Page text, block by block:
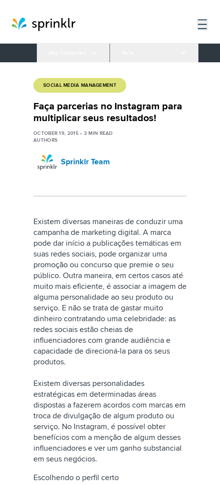
SOCIAL MEDIA MANAGEMENT
Faça parcerias no Instagram para
multiplicar seus resultados!
OCTOBER 19, 2015• 3 MIN READ
AUTHORS
Sprinklr Team
Existem diversas maneiras de conduzir uma
campanha de marketing digital. A marca
pode dar início a publicações temáticas em
suas redes sociais, pode organizar uma
promoção ou concurso que premie o seu
público. Outra maneira, em certos casos até
muito mais eficiente, é associar a imagem de
alguma personalidade ao seu produto ou
serviço. E não se trata de gastar muito
dinheiro contratando uma celebridade: as
redes sociais estão cheias de
influenciadores com grande audiência e
capacidade de direcioná-la para os seus
produtos.
Existem diversas personalidades
estratégicas em determinadas áreas
dispostas a fazerem acordos com marcas em
troca de divulgação de algum produto ou
serviço. No Instagram, é possível obter
benefícios com a menção de algum desses
influenciadores e ver um ganho substancial
em seus negócios.
Escolhendo o perfil certo